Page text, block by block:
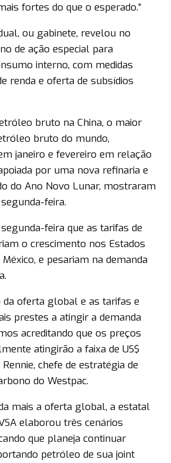
fortes do que o esperado.”
ou gabinete, revelou no
de ação especial para
interno, com medidas
renda e oferta de subsídios
bruto na China, o maior
bruto do mundo,
janeiro e fevereiro em relação
por uma nova refinaria e
do Ano Novo Lunar, mostraram
feira.
segunda-feira que as tarifas de
o crescimento nos Estados
México, e pesariam na demanda
da oferta global e as tarifas e
prestes a atingir a demanda
acreditando que os preços
atingirão a faixa de US$
chefe de estratégia de
do Westpac.
mais a oferta global, a estatal
elaborou três cenários
que planeja continuar
petróleo de sua joint